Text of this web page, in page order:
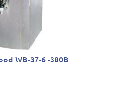
WB-37-6 -380В